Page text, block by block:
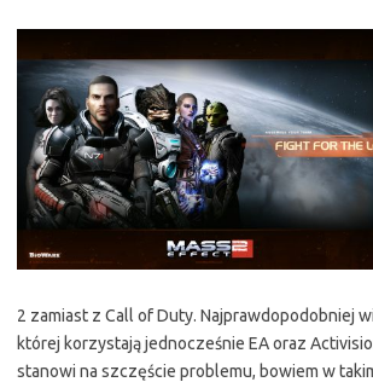
2 zamiast z Call of Duty. Najprawdopodobniej
której korzystają jednocześnie EA oraz
stanowi na szczęście problemu, bowiem w